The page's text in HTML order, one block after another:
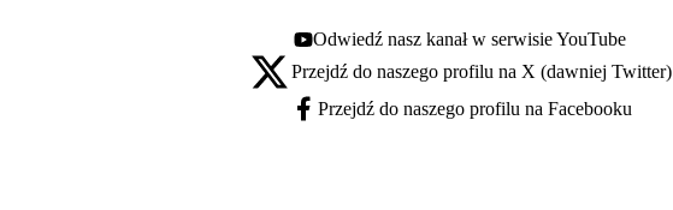
Youtube - otwiera się w nowej karcie
Odwiedź nasz kanał w serwisie YouTube
X - otwiera się w nowej karcie
Przejdź do naszego profilu na X (dawniej Twitter)
Facebook - otwiera się w nowej karcie
Przejdź do naszego profilu na Facebooku